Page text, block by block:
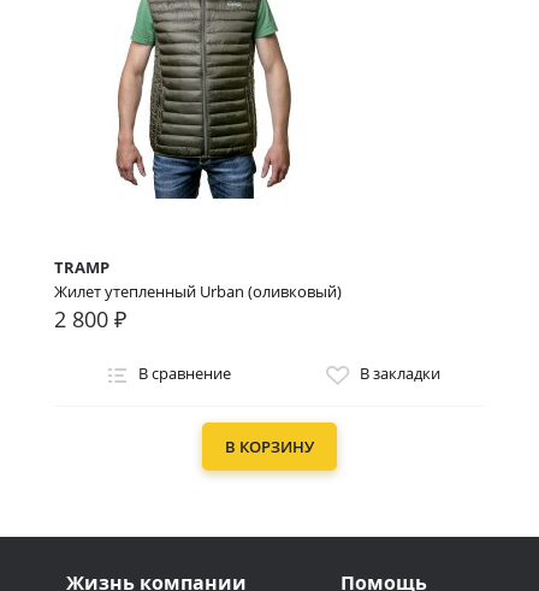
TRAMP
Жилет утепленный Urban (оливковый)
2 800 ₽
В сравнение В закладки
В КОРЗИНУ
Жизнь компании Помощь